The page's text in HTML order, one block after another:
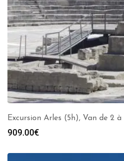
Excursion Arles (5h), Van de 2 à
909.00€